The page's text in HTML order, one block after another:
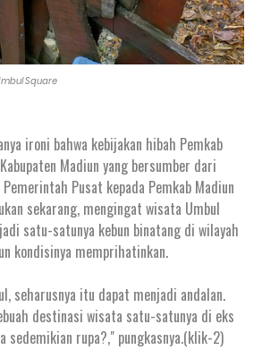
Square
ironi bahwa kebijakan hibah Pemkab
Madiun yang bersumber dari
Pusat kepada Pemkab Madiun
sekarang, mengingat wisata Umbul
satu-satunya kebun binatang di wilayah
kondisinya memprihatinkan.
seharusnya itu dapat menjadi andalan.
destinasi wisata satu-satunya di eks
sedemikian rupa?," pungkasnya.(klik-2)